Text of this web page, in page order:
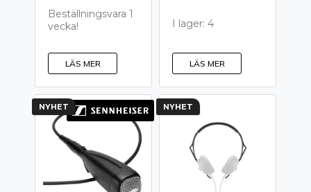
Beställningsvara 1
vecka!
LÄS MER
I lager: 4
LÄS MER
NYHET NYHET